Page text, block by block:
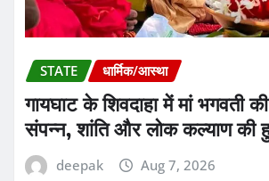
STATE धार्मिक/आस्था
गायघाट के शिवदाहा में मां भगवती की
संपन्न, शांति और लोक कल्याण की
deepak Aug 7, 2026